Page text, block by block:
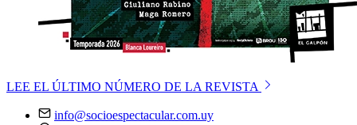
LEE EL ÚLTIMO NÚMERO DE LA REVISTA
info@socioespectacular.com.uy